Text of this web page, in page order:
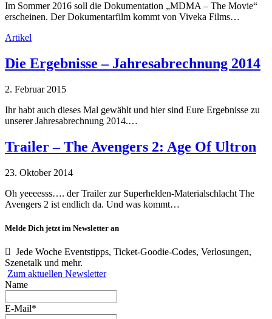
Im Sommer 2016 soll die Dokumentation „MDMA – The Movie“
erscheinen. Der Dokumentarfilm kommt von Viveka Films…
Artikel
Die Ergebnisse – Jahresabrechnung 2014
2. Februar 2015
Ihr habt auch dieses Mal gewählt und hier sind Eure Ergebnisse zu
unserer Jahresabrechnung 2014.…
Trailer – The Avengers 2: Age Of Ultron
23. Oktober 2014
Oh yeeeesss…. der Trailer zur Superhelden-Materialschlacht The
Avengers 2 ist endlich da. Und was kommt…
Melde Dich jetzt im Newsletter an
Jede Woche Eventstipps, Ticket-Goodie-Codes, Verlosungen,
Szenetalk und mehr.
Zum aktuellen Newsletter
Name
E-Mail*